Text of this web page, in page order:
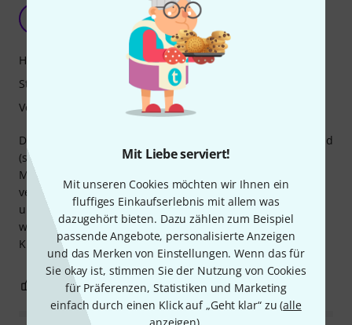
Mit Liebe serviert!
Mit unseren Cookies möchten wir Ihnen ein
fluffiges Einkaufserlebnis mit allem was
dazugehört bieten. Dazu zählen zum Beispiel
passende Angebote, personalisierte Anzeigen
und das Merken von Einstellungen. Wenn das für
Sie okay ist, stimmen Sie der Nutzung von Cookies
für Präferenzen, Statistiken und Marketing
einfach durch einen Klick auf „Geht klar“ zu (alle
Passgenau, stabil und vertrauenserweckend
www.jazzposaune.de 18.01.2021
Dieses Stativ nutze ich für mein Tablet um beim Proben und
(sobald Corona es zulässt) auch auf der Bühne. Wie alle
Mikrofonstative von K&N ist dieses Produkt hier super
verarbeitet und lässt keine Wünsche offen. Alle Gelenke
und Schrauben arbeiten passgenau und das stativ steht
wirklich sicher. Nichts klappert oder rasselt.
Klare Kaufempfehlung!
Handling
Stabilität
Verarbeitung
0 BEWERTUNG MELDEN